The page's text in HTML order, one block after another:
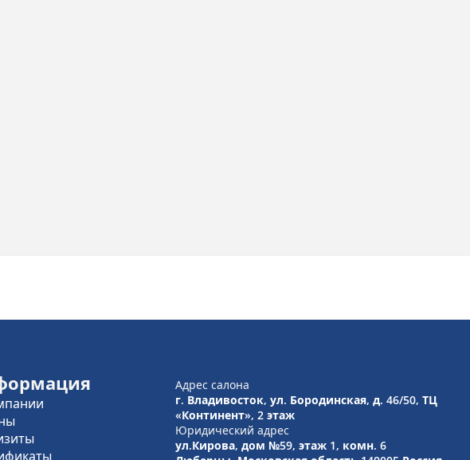
Адрес салона
г. Владивосток, ул. Бородинская, д. 46/50, ТЦ
«Континент», 2 этаж
Юридический адрес
ул.Кирова, дом №59, этаж 1, комн. 6